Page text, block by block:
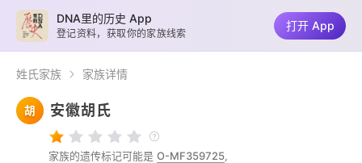
姓氏家族 家族详情
胡 安徽胡氏
家族的遗传标记可能是 O-MF359725,
DNA里的历史 App
登记资料，获取你的家族线索
打开 App